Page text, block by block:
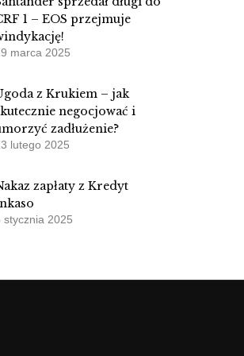
1 – EOS przejmuje
marca 2025
z Krukiem – jak
negocjować i
zadłużenie?
lutego 2025
zapłaty z Kredyt
stycznia 2025